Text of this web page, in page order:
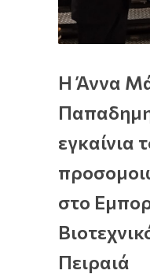
Η Άννα
εγκαίνια
στο
Πειραιά